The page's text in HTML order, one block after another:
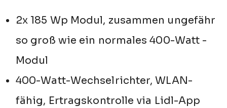
2x 185 Wp Modul, zusammen ungefähr
so groß wie ein normales 400-Watt -
Modul
400-Watt-Wechselrichter, WLAN-
fähig, Ertragskontrolle via Lidl-App